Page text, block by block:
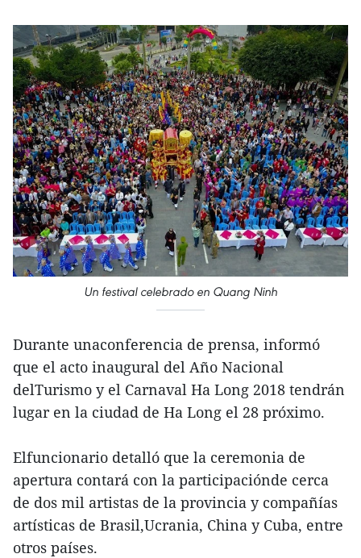
Un festival celebrado en Quang Ninh
Durante unaconferencia de prensa, informó
que el acto inaugural del Año Nacional
delTurismo y el Carnaval Ha Long 2018 tendrán
lugar en la ciudad de Ha Long el 28 próximo.
Elfuncionario detalló que la ceremonia de
apertura contará con la participaciónde cerca
de dos mil artistas de la provincia y compañías
artísticas de Brasil,Ucrania, China y Cuba, entre
otros países.